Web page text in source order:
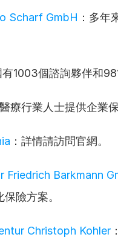
Scharf GmbH ：多年
有1003個諮詢夥伴和
療行業人士提供企業
：詳情請訪問官網。
Friedrich Barkmann
險方案。
Christoph Kohler